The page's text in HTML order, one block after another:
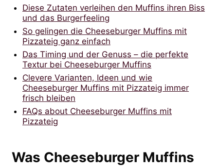
Diese Zutaten verleihen den Muffins ihren Biss
und das Burgerfeeling
So gelingen die Cheeseburger Muffins mit
Pizzateig ganz einfach
Das Timing und der Genuss – die perfekte
Textur bei Cheeseburger Muffins
Clevere Varianten, Ideen und wie
Cheeseburger Muffins mit Pizzateig immer
frisch bleiben
FAQs about Cheeseburger Muffins mit
Pizzateig
Was Cheeseburger Muffins